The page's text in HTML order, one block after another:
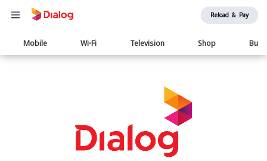
Reload & Pay
Main
navigation
Mobile Wi-Fi Television Shop